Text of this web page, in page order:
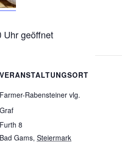
Uhr geöffnet
VERANSTALTUNGSORT
Farmer-Rabensteiner vlg.
Graf
Furth 8
Bad Gams, Steiermark